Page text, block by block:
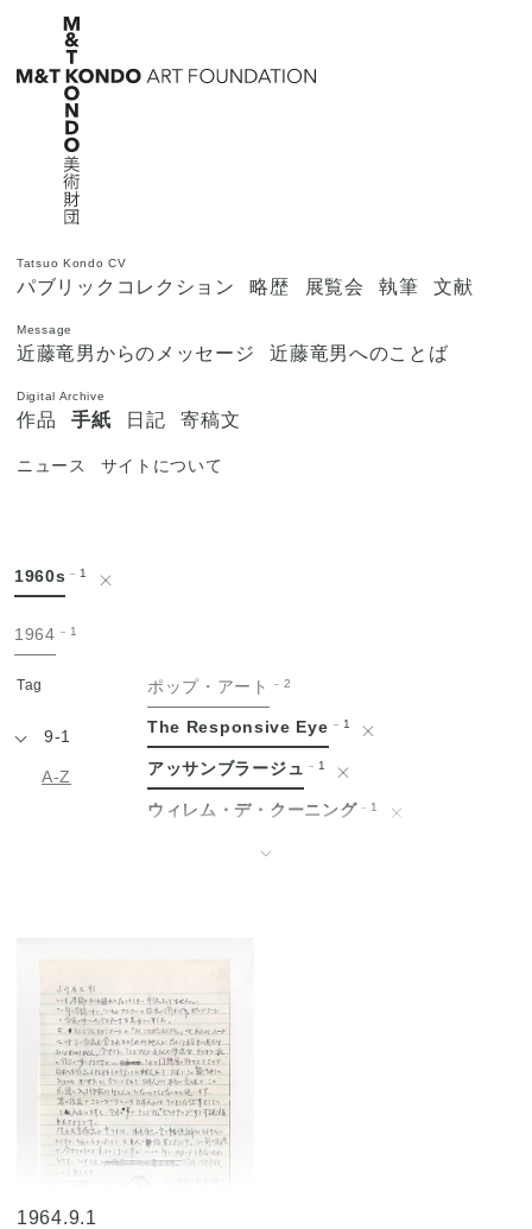
Tatsuo Kondo CV
パブリックコレクション 略歴 展覧会 執筆 文献
Message
近藤竜男からのメッセージ 近藤竜男へのことば
Digital Archive
作品 手紙 日記 寄稿文
ニュース サイトについて
手
紙
1960s 1
1964 1
Tag
9-1
A-Z
ポップ・アート 2
The Responsive Eye 1
アッサンブラージュ 1
ウィレム・デ・クーニング 1
エドヴァルド・ムンク
ゴッホと表現主義展
シャイム・スーティン
ジェームス・ローゼンクイスト
ジャクソン・ポロック
↓
1964.9.1